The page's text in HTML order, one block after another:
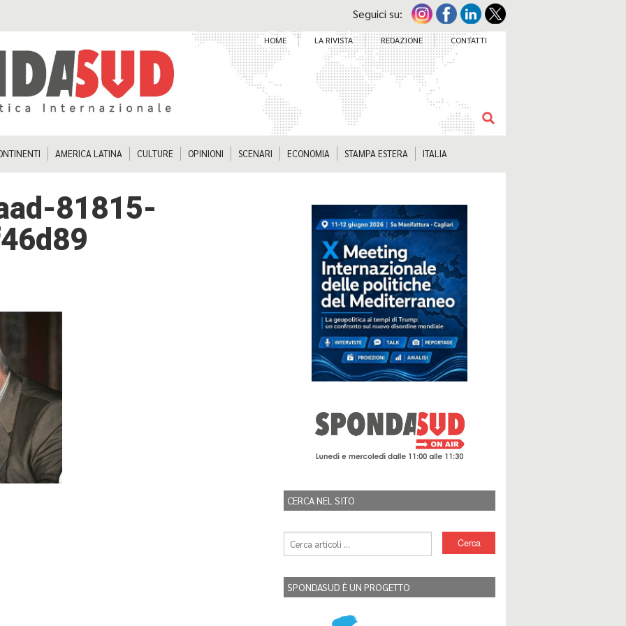
Seguici su:
HOME LA RIVISTA REDAZIONE CONTATTI
AMERICA LATINA CULTURE OPINIONI SCENARI ECONOMIA STAMPA ESTERA ITALIA
81815-
CERCA NEL SITO
SPONDASUD È UN PROGETTO